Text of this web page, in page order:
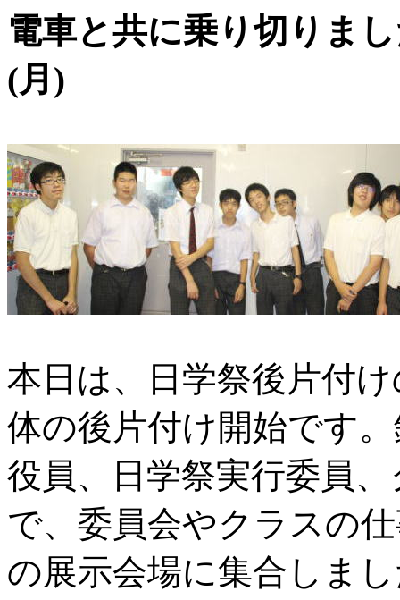
電車と共に乗り切り
(月 )
本日は、日学祭後片付
体の後片付け開始です
役員、日学祭実行委員
で、委員会やクラスの
の展示会場に集合しま